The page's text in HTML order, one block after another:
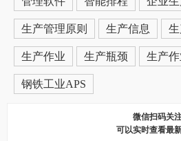
生产管理原则 生产信息
生产作业 生产瓶颈 生产作
钢铁工业APS
微信扫码关
可以实时查看最